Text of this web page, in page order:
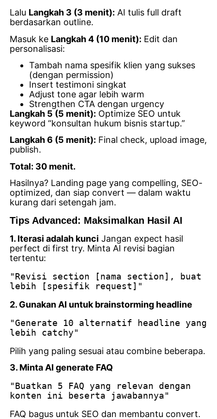
Lalu Langkah 3 (3 menit): AI tulis full draft
berdasarkan outline.
Masuk ke Langkah 4 (10 menit): Edit dan
personalisasi:
Tambah nama spesifik klien yang sukses
(dengan permission)
Insert testimoni singkat
Adjust tone agar lebih warm
Strengthen CTA dengan urgency
Langkah 5 (5 menit): Optimize SEO untuk
keyword “konsultan hukum bisnis startup.”
Langkah 6 (5 menit): Final check, upload image,
publish.
Total: 30 menit.
Hasilnya? Landing page yang compelling, SEO-
optimized, dan siap convert — dalam waktu
kurang dari setengah jam.
Tips Advanced: Maksimalkan Hasil AI
1. Iterasi adalah kunci Jangan expect hasil
perfect di first try. Minta AI revisi bagian
tertentu:
"Revisi section [nama section], buat
lebih [spesifik request]"
2. Gunakan AI untuk brainstorming headline
"Generate 10 alternatif headline yang
lebih catchy"
Pilih yang paling sesuai atau combine beberapa.
3. Minta AI generate FAQ
"Buatkan 5 FAQ yang relevan dengan
konten ini beserta jawabannya"
FAQ bagus untuk SEO dan membantu convert.